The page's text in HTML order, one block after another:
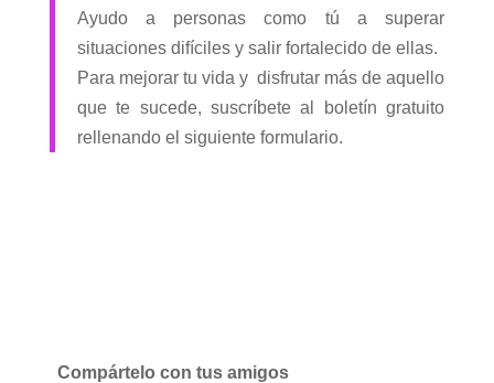
Ayudo a personas como tú a superar
situaciones difíciles y salir fortalecido de ellas.
Para mejorar tu vida y disfrutar más de aquello
que te sucede, suscríbete al boletín gratuito
rellenando el siguiente formulario.
Compártelo con tus amigos